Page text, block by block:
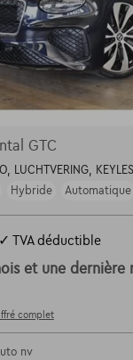
GTC
LUCHTVERING,
Hybride Automatique
✓ TVA déductible
et une dernière
complet
nv